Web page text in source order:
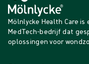
Mölnlycke Health Care
MedTech-bedrijf dat
oplossingen voor